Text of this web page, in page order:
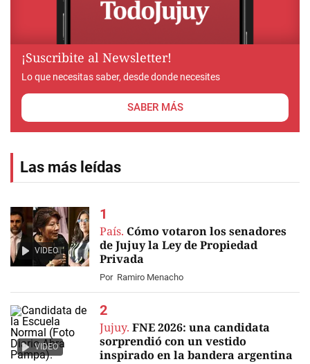
¡Suscribite al Newsletter!
Lo que necesitas saber, desde donde necesites
SABER MÁS
Las más leídas
VIDEO
País. Cómo votaron los senadores
de Jujuy la Ley de Propiedad
Privada
Por Ramiro Menacho
VIDEO
Jujuy. FNE 2026: una candidata
sorprendió con un vestido
inspirado en la bandera argentina